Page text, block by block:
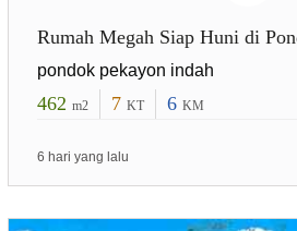
Rumah Megah Siap Huni di
pondok pekayon indah
462 m2 7 KT 6 KM
6 hari yang lalu